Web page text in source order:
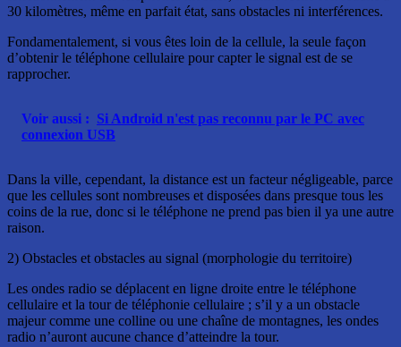
30 kilomètres, même en parfait état, sans obstacles ni interférences.
Fondamentalement, si vous êtes loin de la cellule, la seule façon
d’obtenir le téléphone cellulaire pour capter le signal est de se
rapprocher.
Voir aussi : Si Android n'est pas reconnu par le PC avec
connexion USB
Dans la ville, cependant, la distance est un facteur négligeable, parce
que les cellules sont nombreuses et disposées dans presque tous les
coins de la rue, donc si le téléphone ne prend pas bien il ya une autre
raison.
2) Obstacles et obstacles au signal (morphologie du territoire)
Les ondes radio se déplacent en ligne droite entre le téléphone
cellulaire et la tour de téléphonie cellulaire ; s’il y a un obstacle
majeur comme une colline ou une chaîne de montagnes, les ondes
radio n’auront aucune chance d’atteindre la tour.